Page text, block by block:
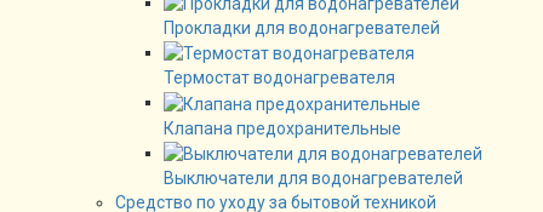
Прокладки для водонагревателей
Термостат водонагревателя
Клапана предохранительные
Выключатели для водонагревателей
Средство по уходу за бытовой техникой